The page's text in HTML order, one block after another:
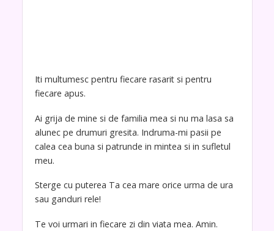
Iti multumesc pentru fiecare rasarit si pentru
fiecare apus.
Ai grija de mine si de familia mea si nu ma lasa sa
alunec pe drumuri gresita. Indruma-mi pasii pe
calea cea buna si patrunde in mintea si in sufletul
meu.
Sterge cu puterea Ta cea mare orice urma de ura
sau ganduri rele!
Te voi urmari in fiecare zi din viata mea. Amin.